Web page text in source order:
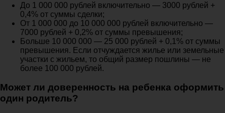
До 1 000 000 рублей включительно — 3000 рублей +
0,4% от суммы сделки;
От 1 000 000 до 10 000 000 рублей включительно —
7000 рублей + 0,2% от суммы превышения;
Больше 10 000 000 — 25 000 рублей + 0,1% от суммы
превышения. Если отчуждается жилье или земельные
участки с жильем, то общий размер пошлины — не
более 100 000 рублей.
Может ли доверенность на ребенка оформить
один родитель?